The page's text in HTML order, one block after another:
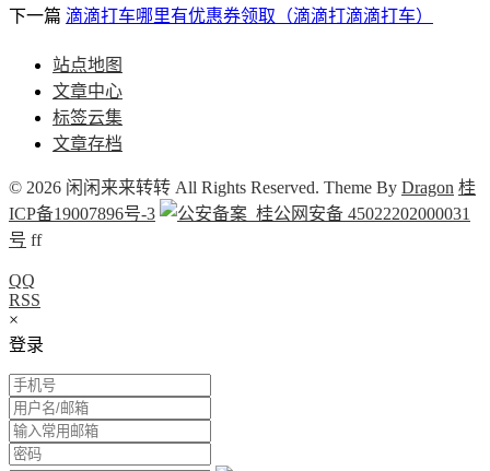
下一篇 滴滴打车哪里有优惠券领取（滴滴打滴滴打车）
站点地图
文章中心
标签云集
文章存档
© 2026 闲闲来来转转 All Rights Reserved. Theme By Dragon 桂
ICP备19007896号-3
桂公网安备 45022202000031
号 ff
QQ
RSS
×
登录